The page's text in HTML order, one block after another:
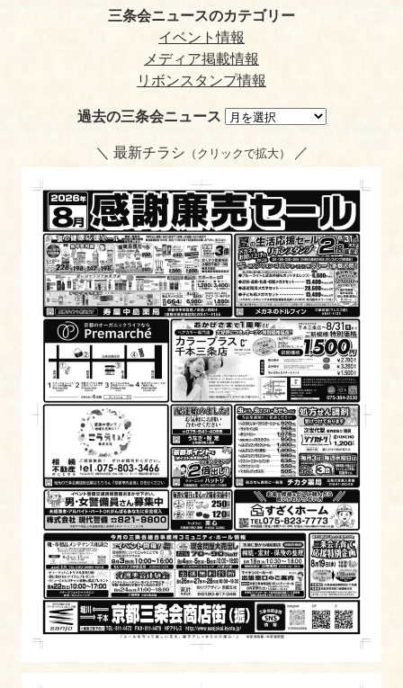
三条会ニュースのカテゴリー
イベント情報
メディア掲載情報
リボンスタンプ情報
過去の三条会ニュース
＼ 最新チラシ （クリックで拡大） ／